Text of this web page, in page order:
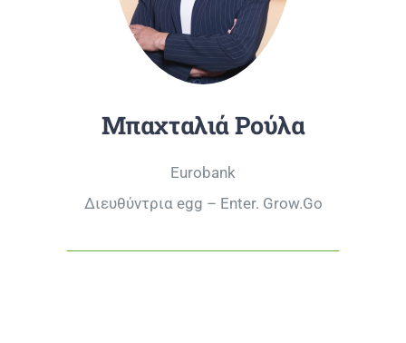
Μπαχταλιά Ρούλα
Eurobank
Διευθύντρια egg – Enter. Grow.Go